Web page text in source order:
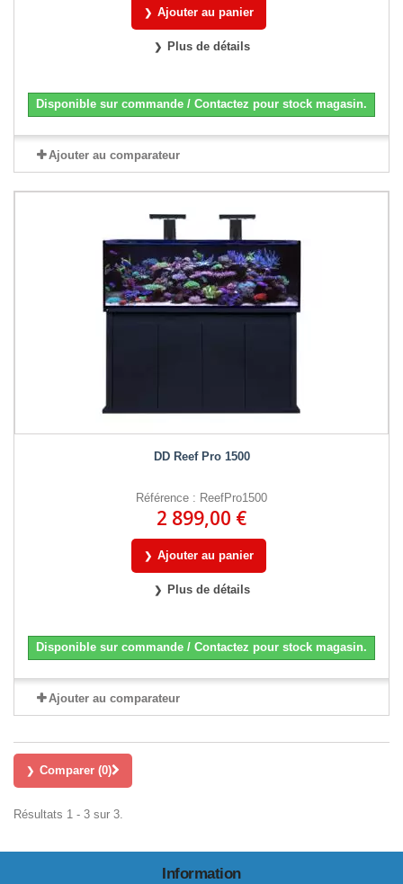
Ajouter au panier
Plus de détails
Disponible sur commande / Contactez pour stock magasin.
Ajouter au comparateur
DD Reef Pro 1500
Référence : ReefPro1500
2 899,00 €
Ajouter au panier
Plus de détails
Disponible sur commande / Contactez pour stock magasin.
Ajouter au comparateur
Comparer (0)
Résultats 1 - 3 sur 3.
Information